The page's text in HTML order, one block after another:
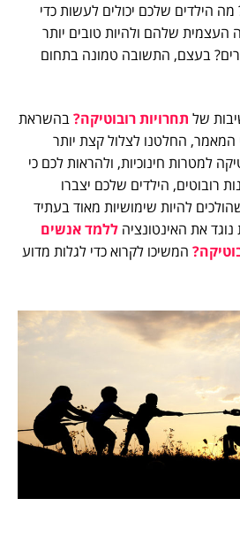
מה הילדים שלכם יכולים לעשות כדי
שלהם ולהיות טובים יותר
בעצם, התשובה טמונה בתחום
של תחרויות רובוטיקה?בהשראת
המאמר, החלטנו לצלול קצת יותר
למטרות חינוכיות, ולהראות לכם כי
רובוטים, הילדים שלכם יצברו
להיות שימושיות מאוד בעתיד
את האינטונציה ללמד אנשים
המשיכו לקרוא כדי לגלות מדוע